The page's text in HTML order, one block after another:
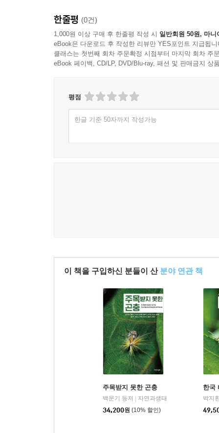
한줄평 (0건)
1,000원 이상 구매 후 한줄평 작성 시 일반회원 50원, 마니
eBook은 다운로드 후 작성한 리뷰만 YES포인트 지급됩니
클래스는 첫번째 회차 주문확정 시점부터 마지막 회차 주
eBook 페이백, CD/LP, DVD/Blu-ray, 패션 및 판매금지 상
평점
한글 기준 50자까지 작성가능
이 책을 구입하신 분들이 산 분야 연관 책
주목받지 못한 곤충
백문기 등저
자연과생태
34,200원 (10% 할인)
한국